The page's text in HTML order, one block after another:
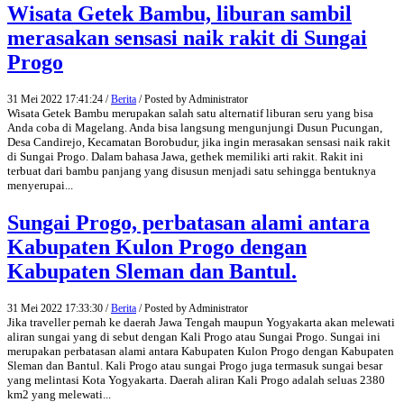
Wisata Getek Bambu, liburan sambil
merasakan sensasi naik rakit di Sungai
Progo
31 Mei 2022 17:41:24 /Berita / Posted by Administrator
Wisata Getek Bambu merupakan salah satu alternatif liburan seru yang bisa
Anda coba di Magelang. Anda bisa langsung mengunjungi Dusun Pucungan,
Desa Candirejo, Kecamatan Borobudur, jika ingin merasakan sensasi naik rakit
di Sungai Progo. Dalam bahasa Jawa, gethek memiliki arti rakit. Rakit ini
terbuat dari bambu panjang yang disusun menjadi satu sehingga bentuknya
menyerupai...
Sungai Progo, perbatasan alami antara
Kabupaten Kulon Progo dengan
Kabupaten Sleman dan Bantul.
31 Mei 2022 17:33:30 /Berita / Posted by Administrator
Jika traveller pernah ke daerah Jawa Tengah maupun Yogyakarta akan melewati
aliran sungai yang di sebut dengan Kali Progo atau Sungai Progo. Sungai ini
merupakan perbatasan alami antara Kabupaten Kulon Progo dengan Kabupaten
Sleman dan Bantul. Kali Progo atau sungai Progo juga termasuk sungai besar
yang melintasi Kota Yogyakarta. Daerah aliran Kali Progo adalah seluas 2380
km2 yang melewati...